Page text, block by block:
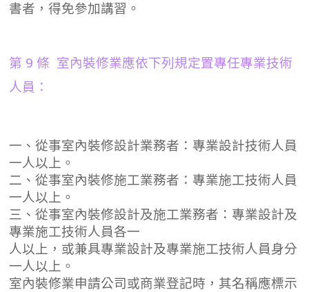
書者，得免參加講習。
第 9 條 室內裝修業應依下列規定置專任專業技術
人員：
一、從事室內裝修設計業務者：專業設計技術人員
一人以上。
二、從事室內裝修施工業務者：專業施工技術人員
一人以上。
三、從事室內裝修設計及施工業務者：專業設計及
專業施工技術人員各一
人以上，或兼具專業設計及專業施工技術人員身分
一人以上。
室內裝修業申請公司或商業登記時，其名稱應標示